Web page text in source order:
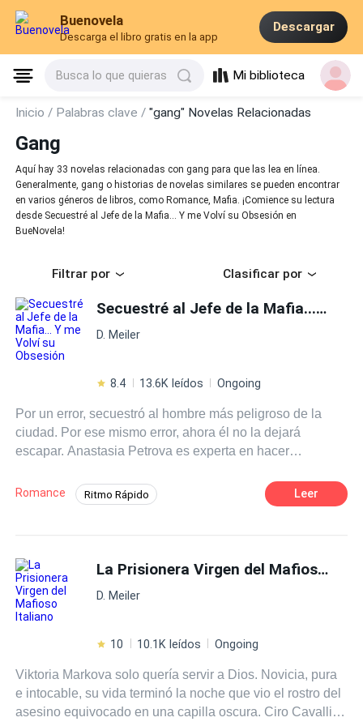
Buenovela
Descarga el libro gratis en la app
Descargar
Busca lo que quieras Mi biblioteca
Inicio / Palabras clave /"gang" Novelas Relacionadas
Gang
Aquí hay 33 novelas relacionadas con gang para que las lea en línea.
Generalmente, gang o historias de novelas similares se pueden encontrar
en varios géneros de libros, como Romance, Mafia. ¡Comience su lectura
desde Secuestré al Jefe de la Mafia... Y me Volví su Obsesión en
BueNovela!
Filtrar por Clasificar por
Secuestré al Jefe de la Mafia... Y me Volví su Obsesión
D. Meiler
8.4 13.6K leídos Ongoing
Por un error, secuestró al hombre más peligroso de la
ciudad. Por ese mismo error, ahora él no la dejará
escapar. Anastasia Petrova es experta en hacer
grupo clandestino dedicado a cobrar deudas ajenas
mediante secuestros de intimidación. Lo que nadie
juró recuperar. Un encargo mal dirigido la lleva a apuntar
con una pistola a Alexander Volkov, conocido como El
Zar. El jefe de la mafia más temido, cuya vida depende
del control absoluto. Por casi una hora, él permanece
atado en la parte trasera de su furgoneta mientras ella
su error y lo libera con una amenaza, cree que su mayor
problema será una demanda. Se equivoca. Alexander no
olvida. Y no perdona. Al día siguiente, irrumpe en su vida
Romance Ritmo Rápido
Enemigos amorosos Amor Prohibido
De Odio al Amor Giro Argumental
Leer
La Prisionera Virgen del Mafioso Italiano
D. Meiler
10 10.1K leídos Ongoing
Viktoria Markova solo quería servir a Dios. Novicia, pura
e intocable, su vida terminó la noche que vio el rostro del
asesino equivocado en una capilla oscura. Ciro Cavalli